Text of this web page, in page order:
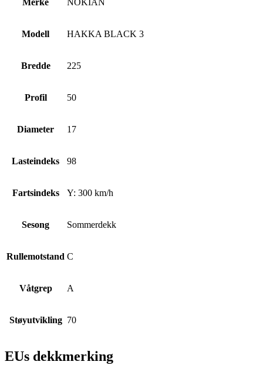
Modell HAKKA BLACK 3
Bredde 225
Profil 50
Diameter 17
Lasteindeks 98
Fartsindeks Y: 300 km/h
Sesong Sommerdekk
Rullemotstand C
Våtgrep A
Støyutvikling 70
EUs dekkmerking